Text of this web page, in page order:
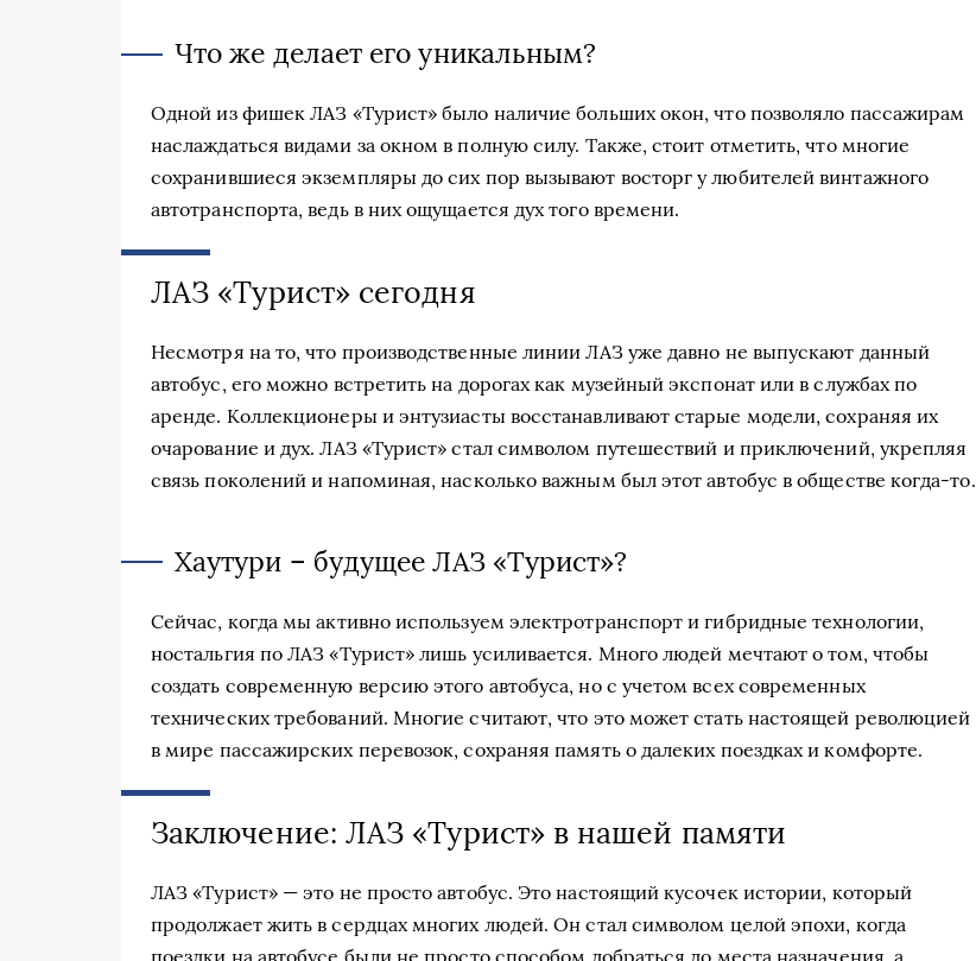
Что же делает его уникальным?
Одной из фишек ЛАЗ «Турист» было наличие больших окон, что позволяло пассажирам
наслаждаться видами за окном в полную силу. Также, стоит отметить, что многие
сохранившиеся экземпляры до сих пор вызывают восторг у любителей винтажного
автотранспорта, ведь в них ощущается дух того времени.
ЛАЗ «Турист» сегодня
Несмотря на то, что производственные линии ЛАЗ уже давно не выпускают данный
автобус, его можно встретить на дорогах как музейный экспонат или в службах по
аренде. Коллекционеры и энтузиасты восстанавливают старые модели, сохраняя их
очарование и дух. ЛАЗ «Турист» стал символом путешествий и приключений, укрепляя
связь поколений и напоминая, насколько важным был этот автобус в обществе когда-то.
Хаутури – будущее ЛАЗ «Турист»?
Сейчас, когда мы активно используем электротранспорт и гибридные технологии,
ностальгия по ЛАЗ «Турист» лишь усиливается. Много людей мечтают о том, чтобы
создать современную версию этого автобуса, но с учетом всех современных
технических требований. Многие считают, что это может стать настоящей революцией
в мире пассажирских перевозок, сохраняя память о далеких поездках и комфорте.
Заключение: ЛАЗ «Турист» в нашей памяти
ЛАЗ «Турист» — это не просто автобус. Это настоящий кусочек истории, который
продолжает жить в сердцах многих людей. Он стал символом целой эпохи, когда
поездки на автобусе были не просто способом добраться до места назначения, а